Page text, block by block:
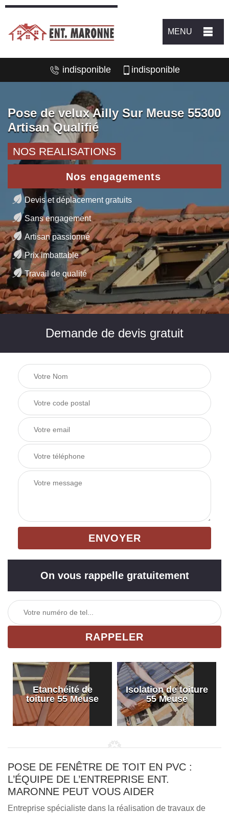
MENU
indisponible indisponible
Pose de velux Ailly Sur Meuse 55300
Artisan Qualifié
NOS REALISATIONS
Nos engagements
Devis et déplacement gratuits
Sans engagement
Artisan passionné
Prix imbattable
Travail de qualité
Demande de devis gratuit
On vous rappelle gratuitement
Etanchéité de
toiture 55 Meuse
Isolation de toiture
55 Meuse
POSE DE FENÊTRE DE TOIT EN PVC :
L’ÉQUIPE DE L’ENTREPRISE ENT.
MARONNE PEUT VOUS AIDER
Entreprise spécialiste dans la réalisation de travaux de